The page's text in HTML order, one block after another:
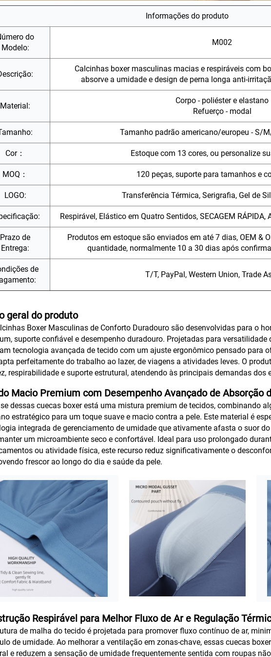
Informações do produto
do
Modelo:
M002
Calcinhas boxer masculinas macias e respiráveis com
absorve a umidade e design de perna longa anti-
Material:
Corpo - poliéster e elastano
Refuerço - modal
Tamanho padrão americano/europeu - S/
Cor： Estoque com 13 cores, ou personalize
MOQ： 120 peças, suporte para tamanhos e
LOGO: Transferência Térmica, Serigrafia, Gel de
Respirável, Elástico em Quatro Sentidos, SECAGEM
Prazo de
Entrega:
Produtos em estoque são enviados em até 7 dias, OEM &
quantidade, normalmente 10 a 30 dias após
de
T/T, PayPal, Western Union, Trade
geral do produto
Boxer Masculinas de Conforto Duradouro são desenvolvidas para o
suporte confiável e desempenho duradouro. Projetadas para versatilidade
tecnologia avançada de tecido com um ajuste ergonômico pensado para
perfeitamente do trabalho ao lazer, de viagens a atividades leves. O
respirabilidade e suporte estrutural, atendendo às principais demandas dos
Macio Premium com Desempenho Avançado de Absorção
dessas cuecas boxer está uma mistura premium de tecidos, combinando
estratégico para um toque suave e macio contra a pele. Este material é
integrada de gerenciamento de umidade que ativamente afasta o suor
um microambiente seco e confortável. Ideal para uso prolongado
ou atividade física, este recurso reduz significativamente o
frescor ao longo do dia e saúde da pele.
Respirável para Melhor Fluxo de Ar e Regulação
de malha do tecido é projetada para promover fluxo contínuo de ar,
de umidade. Ao melhorar a ventilação em zonas-chave, essas cuecas
e reduzem a sensação de umidade frequentemente sentida com roupas